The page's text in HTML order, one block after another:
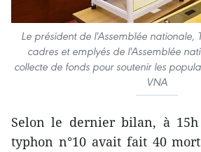
Le président de l'Assemblée nationale,
cadres et emplyés de l'Assemblée
collecte de fonds pour soutenir les
VNA
Selon le dernier bilan, à
typhon n°10 avait fait 40